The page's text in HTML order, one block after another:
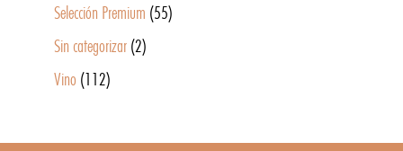
Selección Premium (55)
Sin categorizar (2)
Vino (112)